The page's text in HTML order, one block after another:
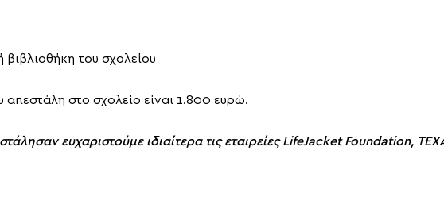
βιβλιοθήκη του σχολείου
απεστάλη στο σχολείο είναι 1.800 ευρώ.
ευχαριστούμε ιδιαίτερα τις εταιρείεςLifeJacket Foundation,